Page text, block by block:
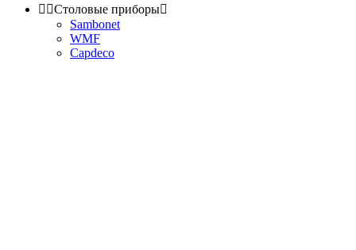
 Столовые приборы
Sambonet
WMF
Capdeco